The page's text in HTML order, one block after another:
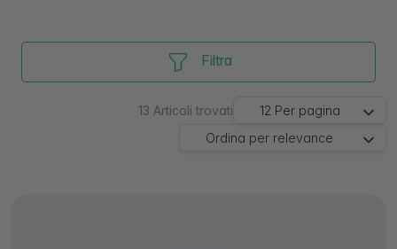
Filtra
13 Articoli trovati 12 Per pagina
Ordina per relevance